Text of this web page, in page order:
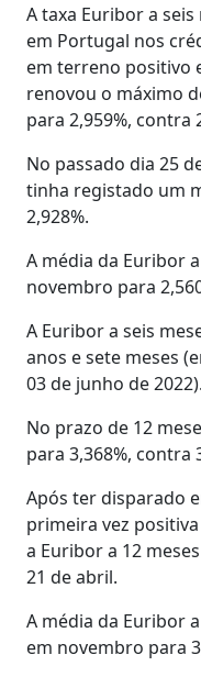
A taxa Euribor a
em Portugal nos
em terreno positivo
renovou o máximo
para 2,959%, contra
No passado dia 25
tinha registado um
2,928%.
A média da Euribor
novembro para
A Euribor a seis
anos e sete meses
03 de junho de 2022).
No prazo de 12
para 3,368%, contra
Após ter disparado
primeira vez
a Euribor a 12
21 de abril.
A média da Euribor
em novembro para